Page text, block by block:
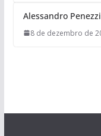
Alessandro
8 de dezembro de